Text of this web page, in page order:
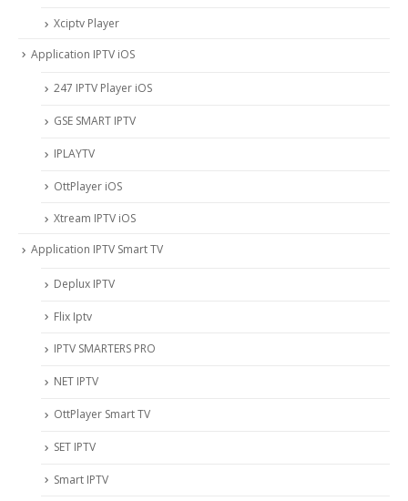
Xciptv Player
Application IPTV iOS
247 IPTV Player iOS
‎GSE SMART IPTV
IPLAYTV
OttPlayer iOS
Xtream IPTV iOS
Application IPTV Smart TV
Deplux IPTV
Flix Iptv
IPTV SMARTERS PRO
NET IPTV
OttPlayer Smart TV
SET IPTV
Smart IPTV